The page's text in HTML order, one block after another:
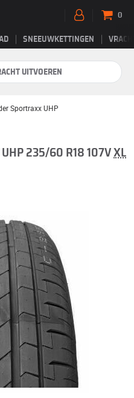
SNEEUWKETTINGEN
0
UITVOEREN
Sportraxx UHP
UHP 235/60 R18 107VXL